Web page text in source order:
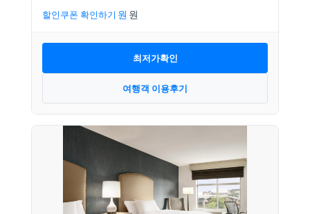
할인쿠폰 확인하기
최저가확인
여행객 이용후기